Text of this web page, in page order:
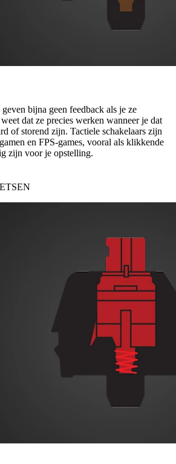
bijna geen feedback als je ze
dat ze precies werken wanneer je dat
of storend zijn. Tactiele schakelaars zijn
en FPS-games, vooral als klikkende
zijn voor je opstelling.